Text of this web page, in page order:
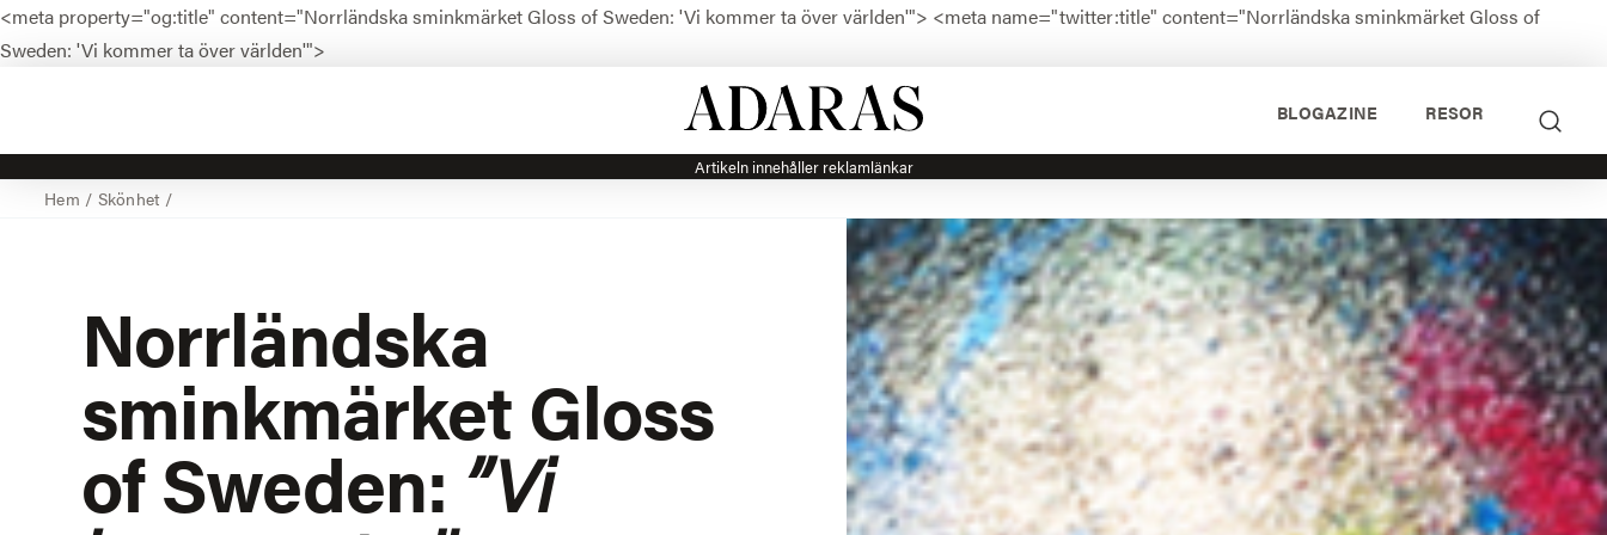
<meta property="og:title" content="Norrländska sminkmärket Gloss of Sweden: 'Vi kommer ta över världen'"> <meta name="twitter:title" content="Norrländska sminkmärket Gloss of
Sweden: 'Vi kommer ta över världen'">
BLOGAZINE RESOR
Artikeln innehåller reklamlänkar
Hem / Skönhet/
Norrländska
sminkmärketGloss
of Sweden: ”Vi